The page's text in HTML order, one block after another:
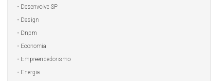
Desenvolve SP
Design
Dnpm
Economia
Empreendedorismo
Energia